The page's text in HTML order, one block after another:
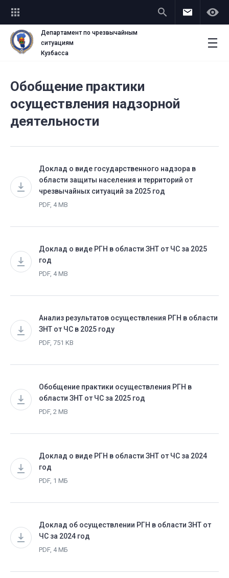
Департамент по чрезвычайным
ситуациям
Кузбасса
Обобщение практики
осуществления надзорной
деятельности
Доклад о виде государственного надзора в
области защиты населения и территорий от
чрезвычайных ситуаций за 2025 год
PDF, 4 MB
Доклад о виде РГН в области ЗНТ от ЧС за 2025
год
PDF, 4 MB
Анализ результатов осуществления РГН в области
ЗНТ от ЧС в 2025 году
PDF, 751 KB
Обобщение практики осуществления РГН в
области ЗНТ от ЧС за 2025 год
PDF, 2 MB
Доклад о виде РГН в области ЗНТ от ЧС за 2024
год
PDF, 1 МБ
Доклад об осуществлении РГН в области ЗНТ от
ЧС за 2024 год
PDF, 4 МБ
Профилактика нарушений обязательных требований